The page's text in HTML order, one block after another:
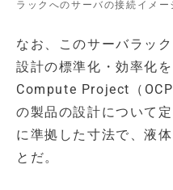
ラックへのサーバの接続イメー
なお、このサーバラッ
設計の標準化・効率化
Compute Project（
の製品の設計について
に準拠した寸法で、液
とだ。